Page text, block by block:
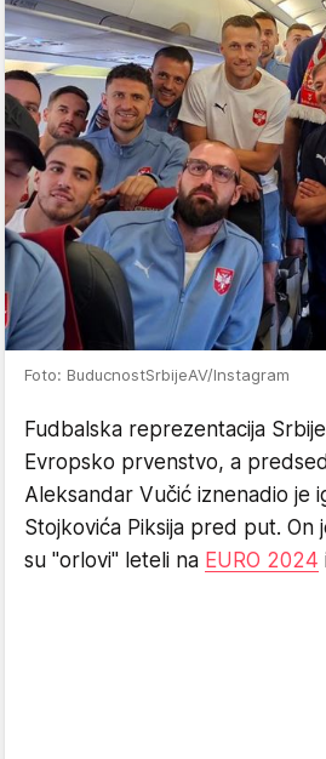
Foto: BuducnostSrbijeAV/Instagram
Fudbalska reprezentacija
Evropsko prvenstvo, a
Aleksandar Vučić iznenadio je
Stojkovića Piksija pred put. On
su "orlovi" leteli na EURO 2024